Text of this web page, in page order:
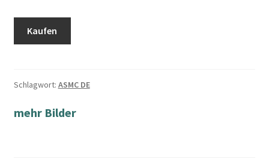
Kaufen
Schlagwort: ASMC DE
mehr Bilder